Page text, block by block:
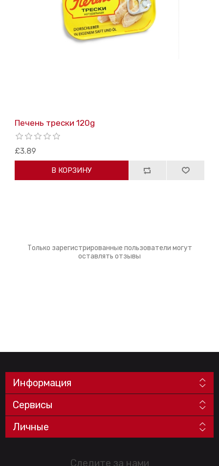
Печень трески 120g
£3.89
В КОРЗИНУ
Только зарегистрированные пользователи могут
оставлять отзывы
Информация
Сервисы
Личные
Следите за нами